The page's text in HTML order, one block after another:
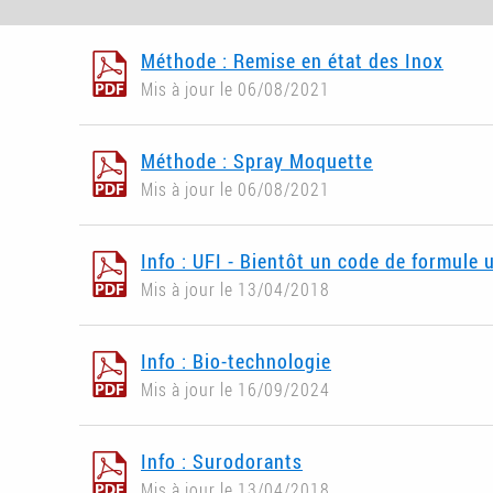
Méthode : Remise en état des Inox
Mis à jour le 06/08/2021
Méthode : Spray Moquette
Mis à jour le 06/08/2021
Info : UFI - Bientôt un code de formule
Mis à jour le 13/04/2018
Info : Bio-technologie
Mis à jour le 16/09/2024
Info : Surodorants